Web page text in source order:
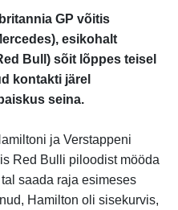
GP võitis
esikohalt
Bull) sõit lõppes teisel
kontakti järel
seina.
ja Verstappeni
Red Bulli piloodist mööda
saada raja esimeses
Hamilton oli sisekurvis,